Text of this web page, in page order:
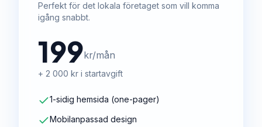
Perfekt för det lokala företaget som vill komma
igång snabbt.
199kr/mån
+ 2 000 kr i startavgift
1-sidig hemsida (one-pager)
Mobilanpassad design